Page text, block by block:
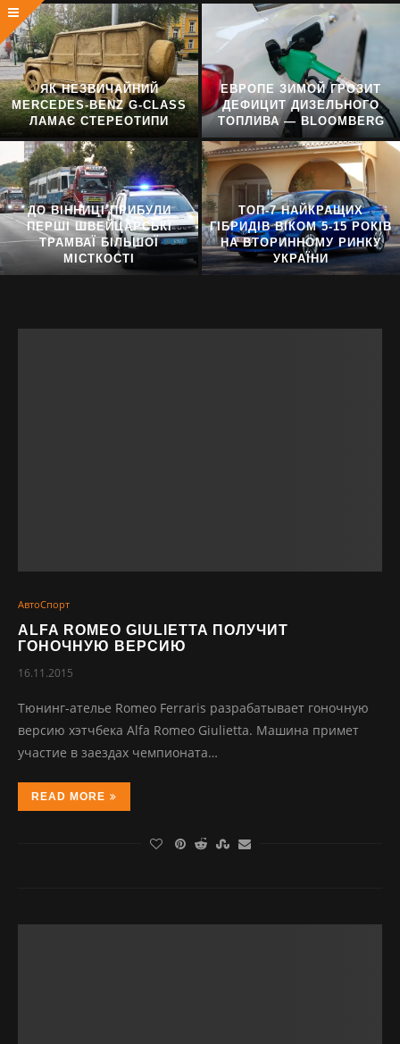
ЯК НЕЗВИЧАЙНИЙ
MERCEDES-BENZ G-CLASS
ЛАМАЄ СТЕРЕОТИПИ
ЕВРОПЕ ЗИМОЙ ГРОЗИТ
ДЕФИЦИТ ДИЗЕЛЬНОГО
ТОПЛИВА — BLOOMBERG
ДО ВІННИЦІ ПРИБУЛИ
ПЕРШІ ШВЕЙЦАРСЬКІ
ТРАМВАЇ БІЛЬШОЇ
МІСТКОСТІ
ТОП-7 НАЙКРАЩИХ
ГІБРИДІВ ВІКОМ 5-15 РОКІВ
НА ВТОРИННОМУ РИНКУ
УКРАЇНИ
АвтоСпорт
ALFA ROMEO GIULIETTA ПОЛУЧИТ
ГОНОЧНУЮ ВЕРСИЮ
16.11.2015
Тюнинг-ателье Romeo Ferraris разрабатывает гоночную
версию хэтчбека Alfa Romeo Giulietta. Машина примет
участие в заездах чемпионата…
READ MORE